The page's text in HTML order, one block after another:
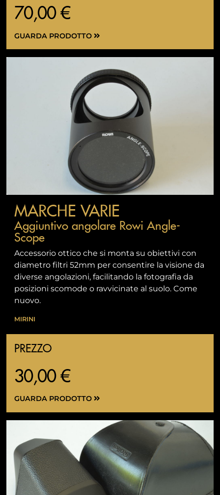
70,00 €
GUARDA PRODOTTO
MARCHE VARIE
Aggiuntivo angolare Rowi Angle-
Scope
Accessorio ottico che si monta su obiettivi con
diametro filtri 52mm per consentire la visione da
diverse angolazioni, facilitando la fotografia da
posizioni scomode o ravvicinate al suolo. Come
nuovo.
MIRINI
PREZZO
30,00 €
GUARDA PRODOTTO